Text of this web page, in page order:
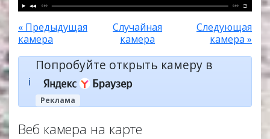
0:00 0:00
« Предыдущая
камера
Случайная
камера
Следующая
камера »
ℹ️
Попробуйте открыть камеру в
Реклама
Веб камера на карте